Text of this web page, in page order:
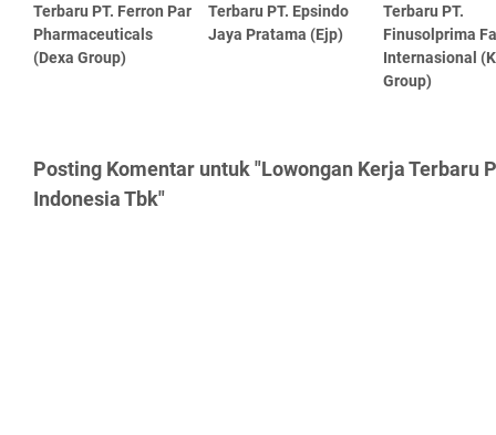
Terbaru PT. Ferron Par
Pharmaceuticals
(Dexa Group)
Terbaru PT. Epsindo
Jaya Pratama (Ejp)
Terbaru PT.
Finusolprima
Internasional
Group)
Posting Komentar untuk "Lowongan Kerja Terbaru
Indonesia Tbk"